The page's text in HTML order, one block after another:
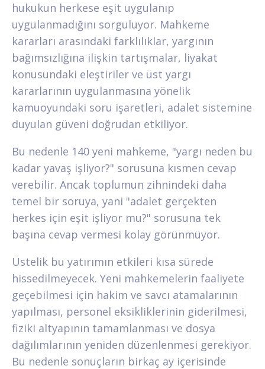
hukukun herkese eşit uygulanıp
uygulanmadığını sorguluyor. Mahkeme
kararları arasındaki farklılıklar, yargının
bağımsızlığına ilişkin tartışmalar, liyakat
konusundaki eleştiriler ve üst yargı
kararlarının uygulanmasına yönelik
kamuoyundaki soru işaretleri, adalet sistemine
duyulan güveni doğrudan etkiliyor.
Bu nedenle 140 yeni mahkeme, "yargı neden bu
kadar yavaş işliyor?" sorusuna kısmen cevap
verebilir. Ancak toplumun zihnindeki daha
temel bir soruya, yani "adalet gerçekten
herkes için eşit işliyor mu?" sorusuna tek
başına cevap vermesi kolay görünmüyor.
Üstelik bu yatırımın etkileri kısa sürede
hissedilmeyecek. Yeni mahkemelerin faaliyete
geçebilmesi için hakim ve savcı atamalarının
yapılması, personel eksikliklerinin giderilmesi,
fiziki altyapının tamamlanması ve dosya
dağılımlarının yeniden düzenlenmesi gerekiyor.
Bu nedenle sonuçların birkaç ay içerisinde